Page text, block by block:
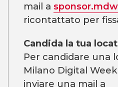
mail a
ricontattato per
Candida la tua
Per candidare una
Milano Digital
inviare una mail a